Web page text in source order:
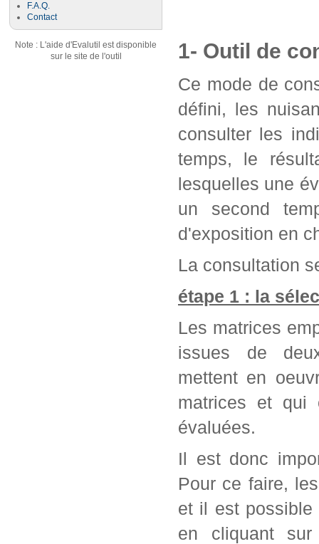
F.A.Q.
Contact
Note : L'aide d'Evalutil est disponible
sur le site de l'outil
1- Outil de
Ce mode de
défini, les
consulter les
temps, le
lesquelles une
un second
d'exposition en
La consultation
étape 1 : la
Les matrices
issues de
mettent en
matrices et qui
évaluées.
Il est donc
Pour ce faire,
et il est possible
en cliquant